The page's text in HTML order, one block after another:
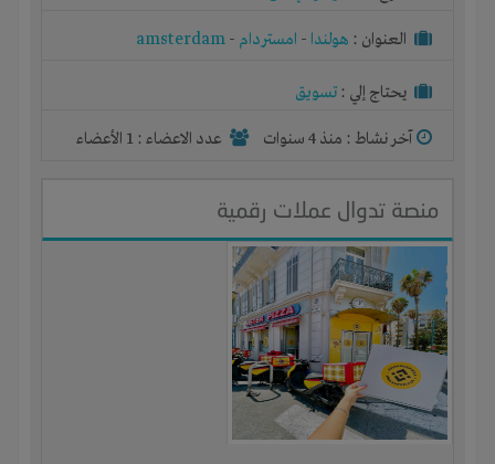
العنوان : هولندا - امستردام -
amsterdam
يحتاج إلي : تسويق
آخر نشاط : منذ 4 سنوات عدد الاعضاء : 1 الأعضاء
منصة تدوال عملات رقمية